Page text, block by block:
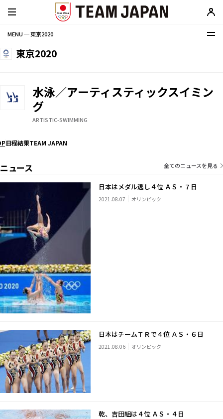
MENU ─ 東京2020
東京2020
水泳／アーティスティックスイミン
グ
ARTISTIC-SWIMMING
日程結果TEAM JAPAN
ニュース 全てのニュースを見る
日本はメダル逃し４位 ＡＳ・７日
2021.08.07 オリンピック
日本はチームＴＲで４位 ＡＳ・６日
2021.08.06 オリンピック
乾、吉田組は４位 ＡＳ・４日